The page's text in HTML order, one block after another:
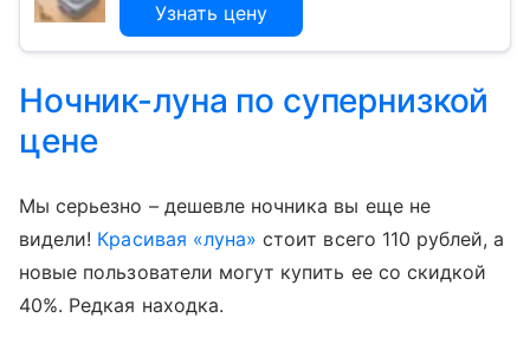
Узнать цену
Ночник-луна по супернизкой
цене
Мы серьезно – дешевле ночника вы еще не
видели! Красивая «луна» стоит всего 110 рублей, а
новые пользователи могут купить ее со скидкой
40%. Редкая находка.